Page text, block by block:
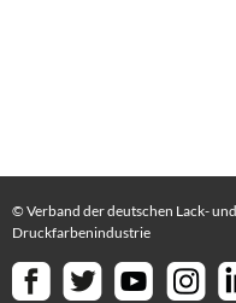
© Verband der deutschen Lack- und
Druckfarbenindustrie